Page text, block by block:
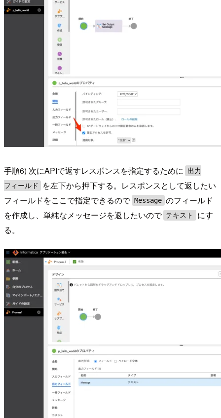
手順6) 次にAPIで返すレスポンスを指定するために
出力
フィールド
を左下から押下する。レスポンスとして返したい
フィールドをここで指定できるので Message のフィールド
を作成し、単純なメッセージを返したいので テキスト
にす
る。